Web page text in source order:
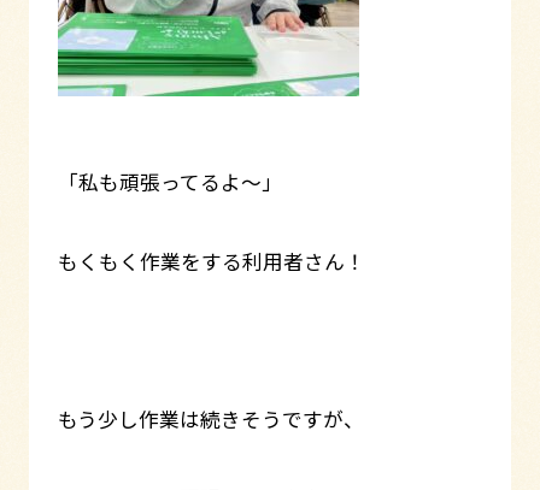
「私も頑張ってるよ～」
もくもく作業をする利用者さん！
もう少し作業は続きそうですが、